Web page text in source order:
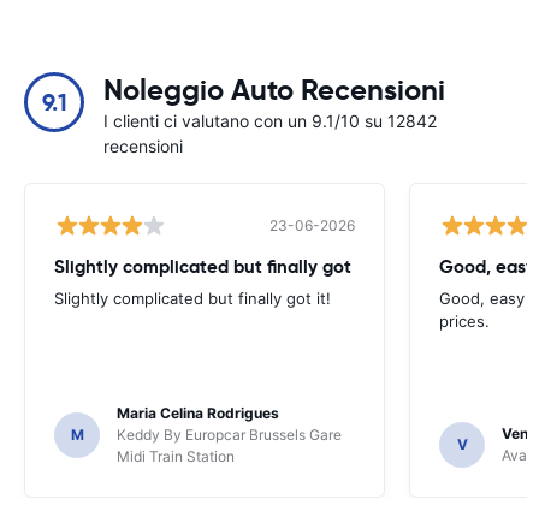
9.1 Noleggio Auto Recensioni
I clienti ci valutano con un 9.1/10 su 12842
recensioni
23-06-2026
Slightly complicated but finally got
Slightly complicated but finally got it!
M
Maria Celina Rodrigues
Keddy By Europcar Brussels Gare
Midi Train Station
Good,
Good, easy
prices.
V